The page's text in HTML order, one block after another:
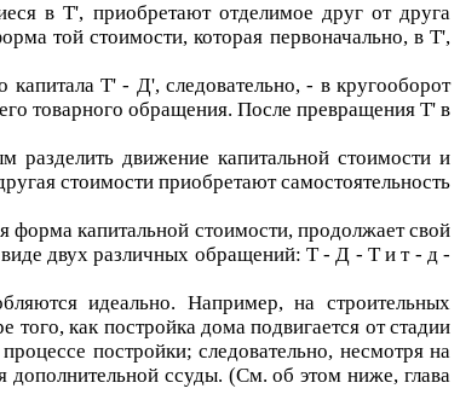
вТ', приобретают отделимое друг от друга
той стоимости, которая первоначально, вТ',
капиталаТ' - Д', следовательно, - в кругооборот
товарного обращения. После превращения Т'в
разделить движение капитальной стоимости и
стоимости приобретают самостоятельность
форма капитальной стоимости, продолжает свой
двух различных обращений: Т - Д - Тит - д -
идеально. Например, на строительных
как постройка дома подвигается от стадии
постройки; следовательно, несмотря на
дополнительной ссуды. (См. об этом ниже, глава